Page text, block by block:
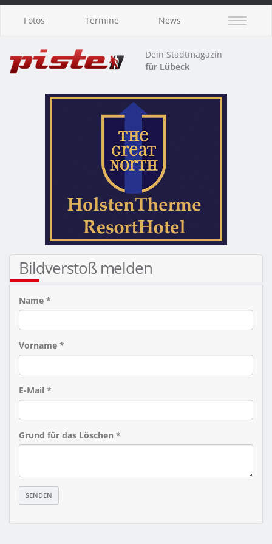
Fotos Termine News
Dein Stadtmagazin
für Lübeck
Bildverstoß melden
Name *
Vorname *
E-Mail *
Grund für das Löschen *